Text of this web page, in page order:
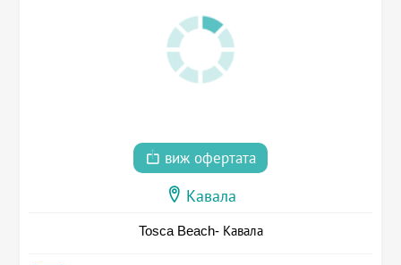
виж офертата
Кавала
Tosca Beach- Кавала